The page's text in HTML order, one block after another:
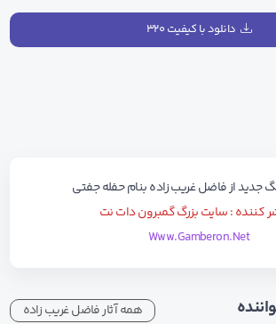
دانلود با کیفیت ۳۲۰
جدید ازفاضل غریب زادهبنامحفله جفتی
کننده : سایت بزرگ گمبرون دات نت
Www.Gamberon.Net
همه آثار فاضل غریب زاده